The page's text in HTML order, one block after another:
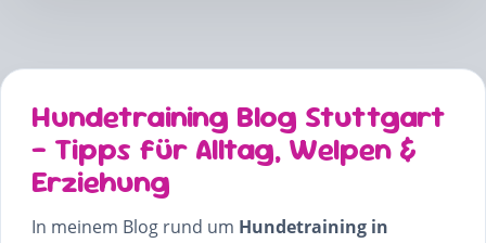
Hundetraining Blog Stuttgart
– Tipps für Alltag, Welpen &
Erziehung
In meinem Blog rund um Hundetraining in